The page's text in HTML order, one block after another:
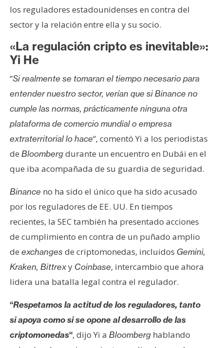
P
b
l
i
c
i
d
a
d
los reguladores estadounidenses en contra del
sector y la relación entre ella y su socio.
«La regulación cripto es inevitable»:
Yi He
“Si realmente se tomaran el tiempo necesario para
entender nuestro sector, verían que si Binance no
cumple las normas, prácticamente ninguna otra
plataforma de comercio mundial o empresa
extraterritorial lo hace“, comentó Yi a los periodistas
de Bloombergdurante un encuentro en Dubái en el
que iba acompañada de su guardia de seguridad.
Binance no ha sido el único que ha sido acusado
por los reguladores de EE. UU. En tiempos
recientes, la SEC también ha presentado acciones
de cumplimiento en contra de un puñado amplio
de exchanges de criptomonedas, incluidos Gemini,
Kraken, Bittrexy Coinbase, intercambio que ahora
lidera una batalla legal contra el regulador.
“Respetamos la actitud de los reguladores, tanto
si apoya como si se opone al desarrollo de las
criptomonedas“, dijo Yi a Bloomberg hablando